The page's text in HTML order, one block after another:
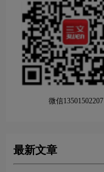
微信13501502207
最新文章